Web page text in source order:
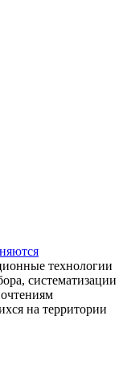
технологии
систематизации
на территории